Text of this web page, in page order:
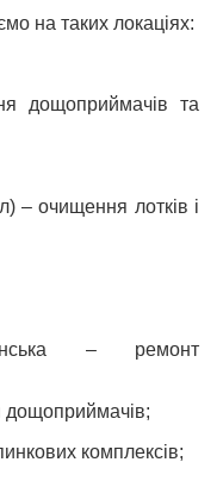
на таких локаціях:
дощоприймачів та
– очищення лотків і
– ремонт
комплексів;